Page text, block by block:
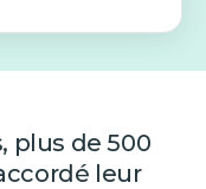
plus de 500
leur